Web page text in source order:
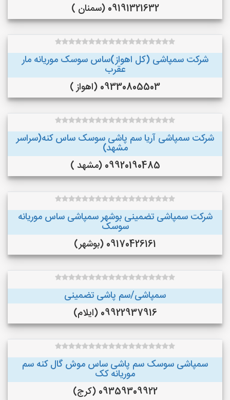
09191321632 (سمنان )
شرکت سمپاشی (کل اهواز)ساس سوسک موریانه مار
عقرب
09330805503 (اهواز )
شرکت سمپاشی آریا سم پاشی سوسک ساس کنه(سراسر
مشهد)
09920190485 (مشهد )
شرکت سمپاشی تضمینی بوشهر سمپاشی ساس موریانه
سوسک
09170426161 (بوشهر)
سمپاشی/سم پاشی تضمینی
09922937916 (ایلام)
سمپاشی سوسک سم پاشی ساس موش گال کنه سم
موریانه کک
09359309922 (کرج)